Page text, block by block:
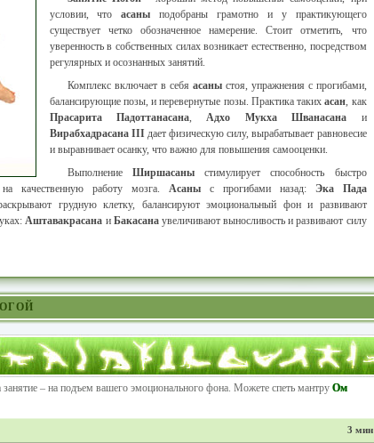
условии, чтоасаны подобраны грамотно и у практикующего
существует четко обозначенное намерение. Стоит отметить, что
уверенность в собственных силах возникает естественно, посредством
регулярных и осознанных занятий.
Комплекс включает в себя асаныстоя, упражнения с прогибами,
балансирующие позы, и перевернутые позы. Практика такихасан, как
Прасарита Падоттанасана, Адхо Мукха Шванасана и
Вирабхадрасана III дает физическую силу, вырабатывает равновесие
и выравнивает осанку, что важно для повышения самооценки.
Выполнение Ширшасаныстимулирует способность быстро
качественную работу мозга. Асаныс прогибами назад: Эка Пада
грудную клетку, балансируют эмоциональный фон и развивают
Аштавакрасана и Бакасанаувеличивают выносливость и развивают силу
занятие – на подъем вашего эмоционального фона. Можете спеть мантру Ом
3 мин